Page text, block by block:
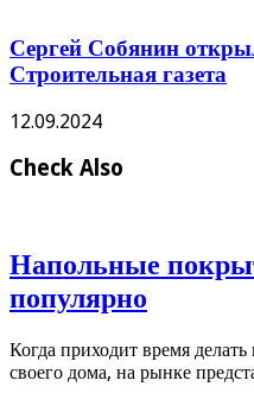
Сергей Собянин
Строительная газета
12.09.2024
Check Also
Напольные
популярно
Когда приходит время
своего дома, на рынке